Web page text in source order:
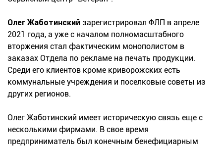
Олег Жаботинский зарегистрировал ФЛП в апреле
2021 года, а уже с началом полномасштабного
вторжения стал фактическим монополистом в
заказах Отдела по рекламе на печать продукции.
Среди его клиентов кроме криворожских есть
коммунальные учреждения и поселковые советы из
других регионов.
Олег Жаботинский имеет историческую связь еще с
несколькими фирмами. В свое время
предприниматель был конечным бенефициарным